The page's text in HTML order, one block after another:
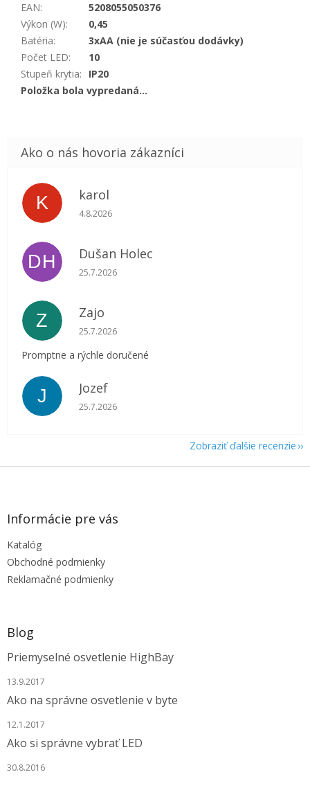
EAN:
5208055050376
Výkon (W):
0,45
Batéria:
3xAA (nie je súčasťou dodávky)
Počet LED:
10
Stupeň krytia:
IP20
Položka bola vypredaná…
K karol
Hodnotenie obchodu je 5 z 5 hviezdičiek.
4.8.2026
DH Dušan Holec
Hodnotenie obchodu je 5 z 5 hviezdičiek.
25.7.2026
Z Zajo
Hodnotenie obchodu je 5 z 5 hviezdičiek.
25.7.2026
Promptne a rýchle doručené
J Jozef
Hodnotenie obchodu je 5 z 5 hviezdičiek.
25.7.2026
Zobraziť ďalšie recenzie
Z
Informácie pre vás
Katalóg
Obchodné podmienky
Reklamačné podmienky
Blog
Priemyselné osvetlenie HighBay
13.9.2017
Ako na správne osvetlenie v byte
12.1.2017
Ako si správne vybrať LED
30.8.2016